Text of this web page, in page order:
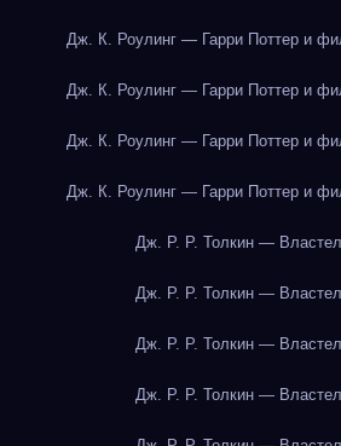
Дж. К. Роулинг — Гарри Поттер и
Дж. К. Роулинг — Гарри Поттер и
Дж. К. Роулинг — Гарри Поттер и
Дж. К. Роулинг — Гарри Поттер и
Дж. Р. Р. Толкин —
Дж. Р. Р. Толкин —
Дж. Р. Р. Толкин —
Дж. Р. Р. Толкин —